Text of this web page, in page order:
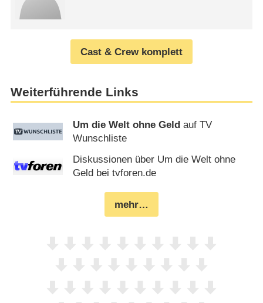
Cast & Crew komplett
Weiterführende Links
Um die Welt ohne Geld auf TV
Wunschliste
Diskussionen über Um die Welt ohne
Geld bei tvforen.de
mehr…